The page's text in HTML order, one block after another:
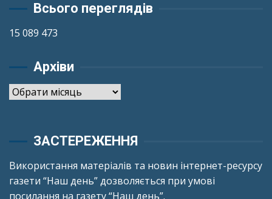
Всього переглядів
15 089 473
Архіви
Архіви
ЗАСТЕРЕЖЕННЯ
Використання матеріалів та новин інтернет-ресурсу
газети “Наш день” дозволяється при умові
посилання на газету “Наш день”.